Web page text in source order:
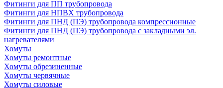
Фитинги для ПП трубопровода
Фитинги для НПВХ трубопровода
Фитинги для ПНД (ПЭ) трубопровода компрессионные
Фитинги для ПНД (ПЭ) трубопровода с закладными эл.
нагревателями
Хомуты
Хомуты ремонтные
Хомуты обрезиненные
Хомуты червячные
Хомуты силовые